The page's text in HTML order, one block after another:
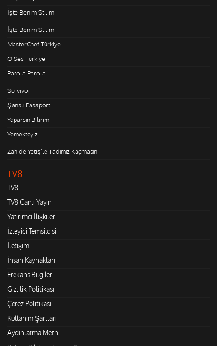
İşte Benim Stilim
İşte Benim Stilim
MasterChef Türkiye
O Ses Türkiye
Parola Parola
Survivor
Şanslı Pasaport
Yaparsın Bilirim
Yemekteyiz
Zahide Yetiş'le Tadımız Kaçmasın
TV8
TV8
TV8 Canlı Yayın
Yatırımcı İlişkileri
İzleyici Temsilcisi
İletişim
İnsan Kaynakları
Frekans Bilgileri
Gizlilik Politikası
Çerez Politikası
Kullanım Şartları
Aydınlatma Metni